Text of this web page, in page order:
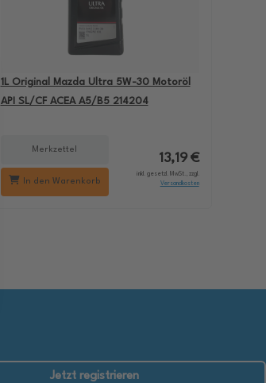
1L Original Mazda Ultra 5W-30 Motoröl
API SL/CF ACEA A5/B5 214204
Merkzettel
In den Warenkorb
13,19 €
inkl. gesetzl. MwSt., zzgl.
Versandkosten
Jetzt registrieren